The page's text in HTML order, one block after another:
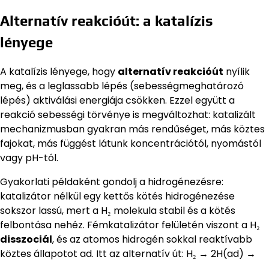
Alternatív reakcióút: a katalízis
lényege
A katalízis lényege, hogy alternatív reakcióút nyílik
meg, és a leglassabb lépés (sebességmeghatározó
lépés) aktiválási energiája csökken. Ezzel együtt a
reakció sebességi törvénye is megváltozhat: katalizált
mechanizmusban gyakran más rendűséget, más köztes
fajokat, más függést látunk koncentrációtól, nyomástól
vagy pH-tól.
Gyakorlati példaként gondolj a hidrogénezésre:
katalizátor nélkül egy kettős kötés hidrogénezése
sokszor lassú, mert a H₂ molekula stabil és a kötés
felbontása nehéz. Fémkatalizátor felületén viszont a H₂
disszociál, és az atomos hidrogén sokkal reaktívabb
köztes állapotot ad. Itt az alternatív út: H₂ → 2H(ad) →